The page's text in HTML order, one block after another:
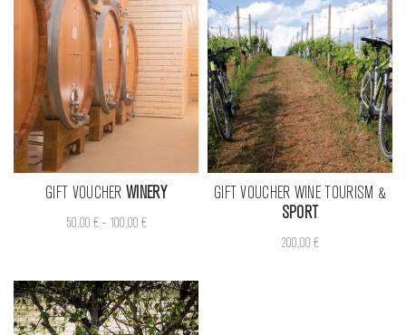
GIFT VOUCHERWINERY
50,00 €– 100,00 €
GIFT VOUCHER WINE TOURISM &
SPORT
200,00 €